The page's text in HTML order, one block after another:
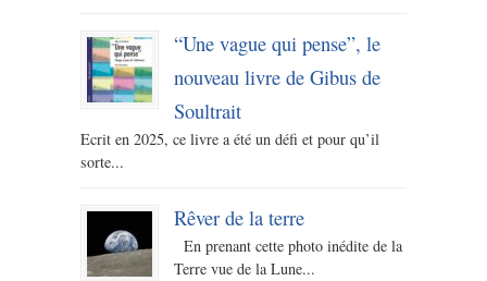
“Une vague qui pense”, le
nouveau livre de Gibus de
Soultrait
Ecrit en 2025, ce livre a été un défi et pour qu’il
sorte...
Rêver de la terre
En prenant cette photo inédite de la
Terre vue de la Lune...